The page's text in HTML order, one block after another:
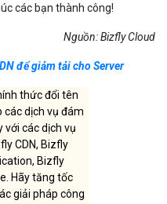
các bạn thành công!
Nguồn: Bizfly Cloud
để giảm tải cho Server
thức đổi tên
các dịch vụ đám
với các dịch vụ
CDN, Bizfly
Bizfly
Hãy tăng tốc
giải pháp công